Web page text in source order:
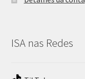
ISA nas Redes